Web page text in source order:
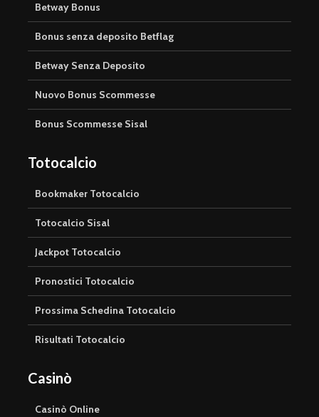
Betway Bonus
Bonus senza deposito Betflag
Betway Senza Deposito
Nuovo Bonus Scommesse
Bonus Scommesse Sisal
Totocalcio
Bookmaker Totocalcio
Totocalcio Sisal
Jackpot Totocalcio
Pronostici Totocalcio
Prossima Schedina Totocalcio
Risultati Totocalcio
Casinò
Casinò Online